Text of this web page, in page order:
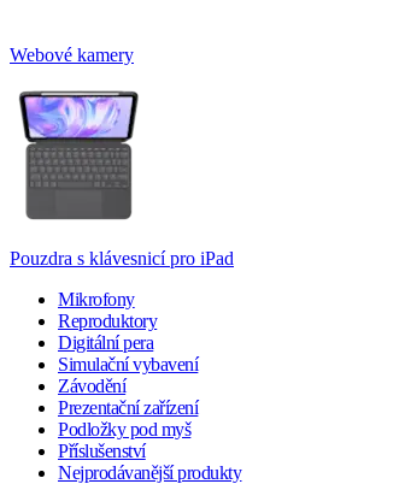
Webové kamery
Pouzdra s klávesnicí pro iPad
Mikrofony
Reproduktory
Digitální pera
Simulační vybavení
Závodění
Prezentační zařízení
Podložky pod myš
Příslušenství
Nejprodávanější produkty